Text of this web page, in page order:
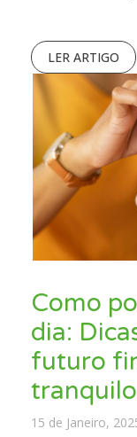
LER ARTIGO
Como
dia:
futuro
tranquilo
15 de Janeiro,